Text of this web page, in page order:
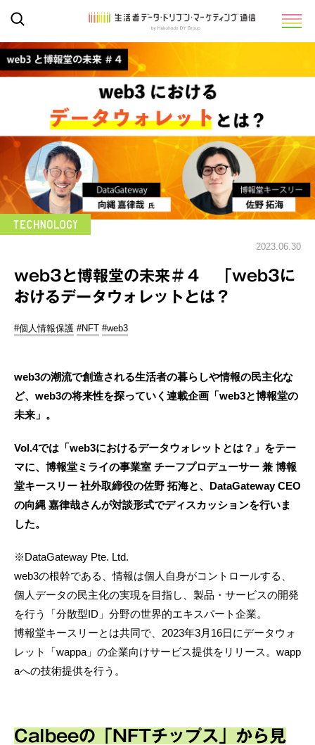
2023.06.30
web3と博報堂の未来＃４ 「web3に
おけるデータウォレットとは？
#個人情報保護 #NFT #web3
web3の潮流で創造される生活者の暮らしや情報の民主化な
ど、web3の将来性を探っていく連載企画「web3と博報堂の
未来」。
Vol.4では「web3におけるデータウォレットとは？」をテー
マに、博報堂ミライの事業室 チーフプロデューサー 兼 博報
堂キースリー 社外取締役の佐野 拓海と、DataGateway CEO
の向縄 嘉律哉さんが対談形式でディスカッションを行いま
した。
※DataGateway Pte. Ltd.
web3の根幹である、情報は個人自身がコントロールする、
個人データの民主化の実現を目指し、製品・サービスの開発
を行う「分散型ID」分野の世界的エキスパート企業。
博報堂キースリーとは共同で、2023年3月16日にデータウォ
レット「wappa」の企業向けサービス提供をリリース。wapp
aへの技術提供を行う。
Calbeeの「NFTチップス」から見